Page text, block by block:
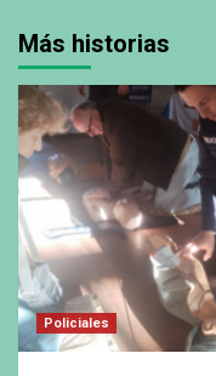
Más historias
Policiales